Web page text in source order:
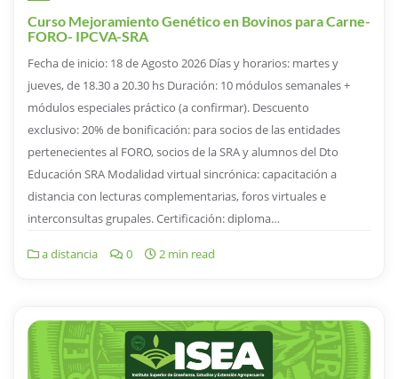
Curso Mejoramiento Genético en Bovinos para Carne-
FORO- IPCVA-SRA
Fecha de inicio: 18 de Agosto 2026 Días y horarios: martes y
jueves, de 18.30 a 20.30 hs Duración: 10 módulos semanales +
módulos especiales práctico (a confirmar). Descuento
exclusivo: 20% de bonificación: para socios de las entidades
pertenecientes al FORO, socios de la SRA y alumnos del Dto
Educación SRA Modalidad virtual sincrónica: capacitación a
distancia con lecturas complementarias, foros virtuales e
interconsultas grupales. Certificación: diploma…
a distancia 0 2 min read